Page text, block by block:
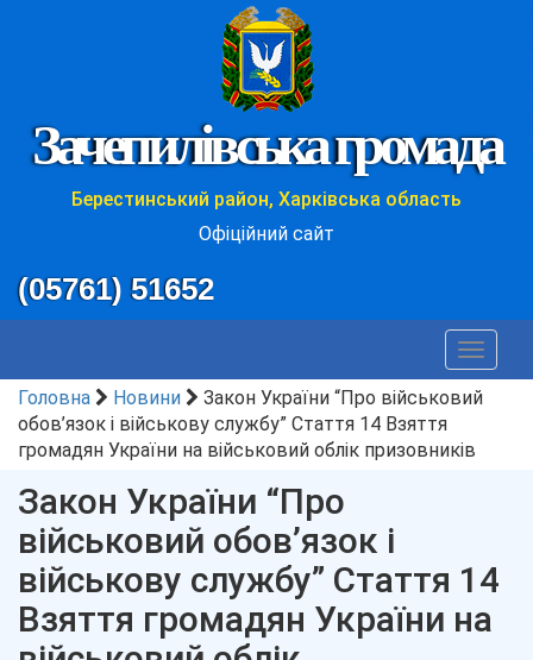
Зачепилівська громада
Берестинський район, Харківська область
Офіційний сайт
(05761) 51652
Toggle
Головна
Новини
Закон України “Про військовий
обов’язок і військову службу” Стаття 14 Взяття
громадян України на військовий облік призовників
Закон України “Про
військовий обов’язок і
військову службу” Стаття 14
Взяття громадян України на